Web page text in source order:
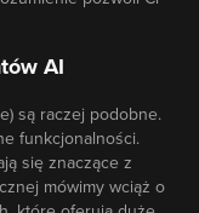
AI
są raczej podobne.
funkcjonalności.
się znaczące z
mówimy wciąż o